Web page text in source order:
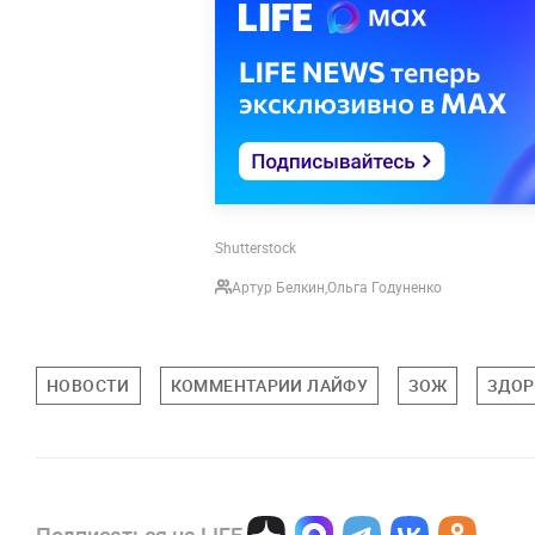
Shutterstock
Артур БелкинОльга Годуненко
НОВОСТИ КОММЕНТАРИИ ЛАЙФУ ЗОЖ